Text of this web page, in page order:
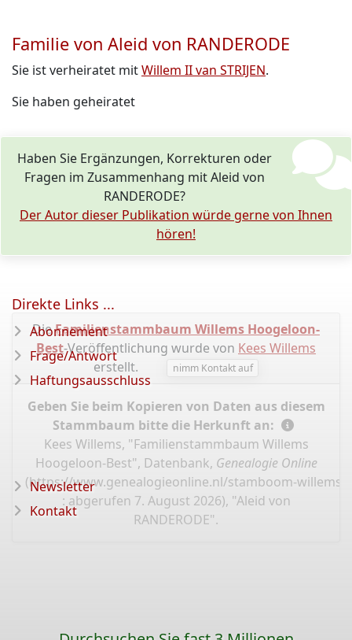
Familie von Aleid von RANDERODE
Sie ist verheiratet mitWillem II van STRIJEN.
Sie haben geheiratet
Haben Sie Ergänzungen, Korrekturen oder
Fragen im Zusammenhang mit Aleid von
RANDERODE?
Der Autor dieser Publikation würde gerne von Ihnen
hören!
DieFamilienstammbaum Willems Hoogeloon-
Best-Veröffentlichung wurde von Kees Willems
erstellt.
nimm Kontakt auf
Geben Sie beim Kopieren von Daten aus diesem
Stammbaum bitte die Herkunft an:
Kees Willems, "Familienstammbaum Willems
Hoogeloon-Best", Datenbank, Genealogie Online
(https://www.genealogieonline.nl/stamboom-willems-
: abgerufen 7. August 2026), "Aleid von
RANDERODE".
Direkte Links ...
Abonnement
Frage/Antwort
Haftungsausschluss
Newsletter
Kontakt